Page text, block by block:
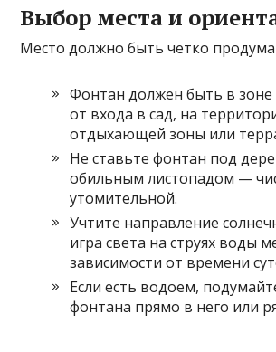
Выбор места и
Место должно быть четко
Фонтан должен быть в
от входа в сад, на
отдыхающей зоны или
Не ставьте фонтан под
обильным листопадом —
утомительной.
Учтите направление
игра света на струях воды
зависимости от времени
Если есть водоем,
фонтана прямо в него или